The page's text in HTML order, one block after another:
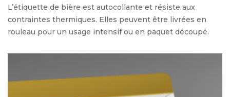
L’étiquette de bière est autocollante et résiste aux
contraintes thermiques. Elles peuvent être livrées en
rouleau pour un usage intensif ou en paquet découpé.